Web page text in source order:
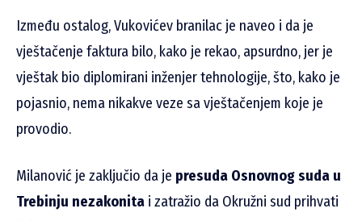
Između ostalog, Vukovićev branilac je naveo i da je
vještačenje faktura bilo, kako je rekao, apsurdno, jer je
vještak bio diplomirani inženjer tehnologije, što, kako je
pojasnio, nema nikakve veze sa vještačenjem koje je
provodio.
Milanović je zaključio da je presuda Osnovnog suda u
Trebinju nezakonita i zatražio da Okružni sud prihvati